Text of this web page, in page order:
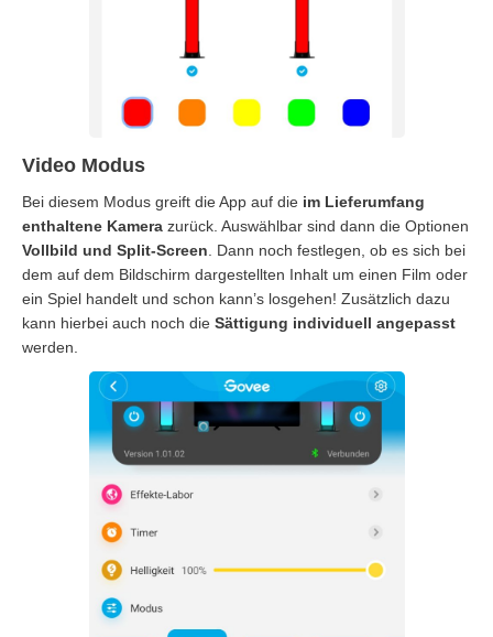
Video Modus
Bei diesem Modus greift die App auf die im Lieferumfang
enthaltene Kamera zurück. Auswählbar sind dann die Optionen
Vollbild und Split-Screen. Dann noch festlegen, ob es sich bei
dem auf dem Bildschirm dargestellten Inhalt um einen Film oder
ein Spiel handelt und schon kann’s losgehen! Zusätzlich dazu
kann hierbei auch noch die Sättigung individuell angepasst
werden.